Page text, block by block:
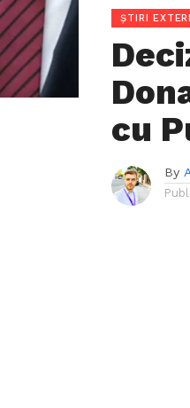
ȘTIRI
cu
By